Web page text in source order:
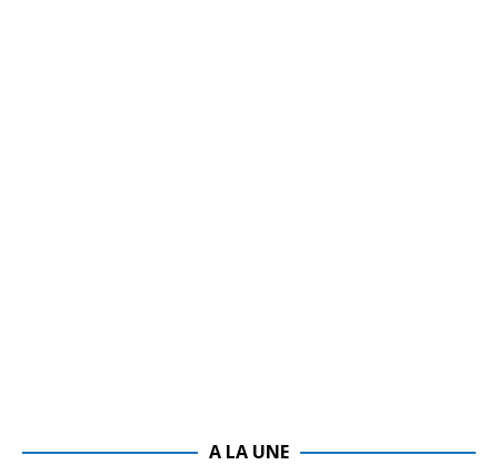
A LA UNE